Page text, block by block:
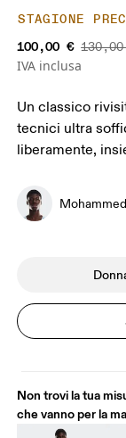
STAGIONE
100,00 €
IVA inclusa
Un classico
tecnici ultra
liberamente,
Non trovi la tua
che vanno per la